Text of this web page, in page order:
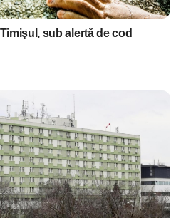
sub alertă de cod